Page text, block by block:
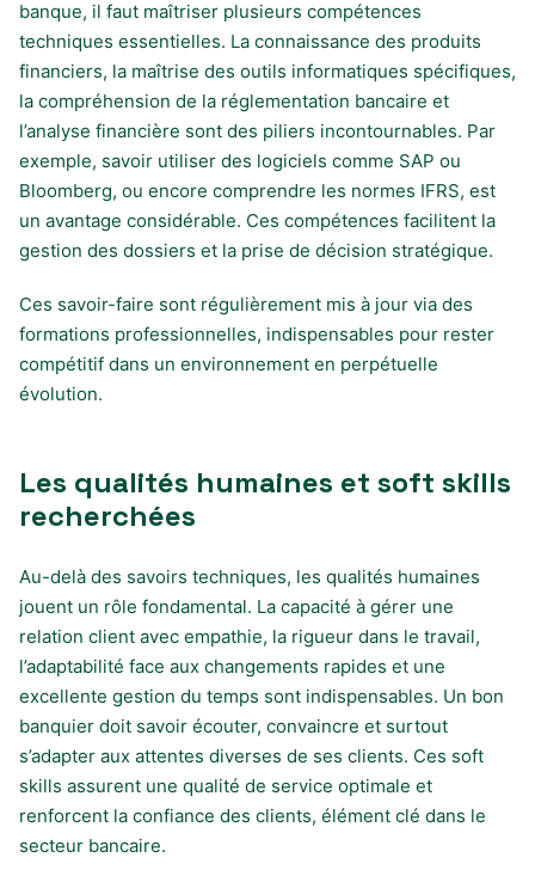
banque, il faut maîtriser plusieurs compétences
techniques essentielles. La connaissance des produits
financiers, la maîtrise des outils informatiques spécifiques,
la compréhension de la réglementation bancaire et
l’analyse financière sont des piliers incontournables. Par
exemple, savoir utiliser des logiciels comme SAP ou
Bloomberg, ou encore comprendre les normes IFRS, est
un avantage considérable. Ces compétences facilitent la
gestion des dossiers et la prise de décision stratégique.
Ces savoir-faire sont régulièrement mis à jour via des
formations professionnelles, indispensables pour rester
compétitif dans un environnement en perpétuelle
évolution.
Les qualités humaines et soft skills
recherchées
Au-delà des savoirs techniques, les qualités humaines
jouent un rôle fondamental. La capacité à gérer une
relation client avec empathie, la rigueur dans le travail,
l’adaptabilité face aux changements rapides et une
excellente gestion du temps sont indispensables. Un bon
banquier doit savoir écouter, convaincre et surtout
s’adapter aux attentes diverses de ses clients. Ces soft
skills assurent une qualité de service optimale et
renforcent la confiance des clients, élément clé dans le
secteur bancaire.